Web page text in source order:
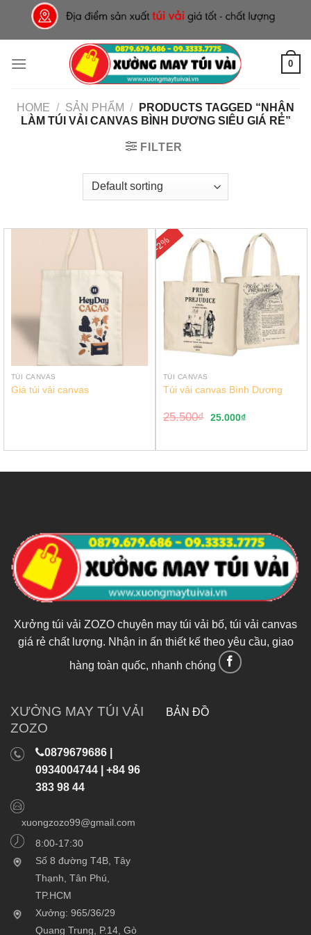
content
0
HOME / SẢN PHẨM /
PRODUCTS TAGGED “NHẬN
LÀM TÚI VẢI CANVAS BÌNH DƯƠNG SIÊU GIÁ RẺ”
FILTER
TÚI CANVAS
Giá túi vải canvas
-2%
TÚI CANVAS
Túi vải canvas Bình Dương
25.500₫ 25.000₫
Xưởng túi vải ZOZO chuyên may túi vải bố, túi vải canvas
giá rẻ chất lượng. Nhận in ấn thiết kế theo yêu cầu, giao
hàng toàn quốc, nhanh chóng
XƯỞNG MAY TÚI VẢI
ZOZO
0879679686 |
0934004744 | +84 96
383 98 44
xuongzozo99@gmail.com
8:00-17:30
Số 8 đường T4B, Tây
Thạnh, Tân Phú,
TP.HCM
Xưởng: 965/36/29
Quang Trung, P.14, Gò
BẢN ĐỒ